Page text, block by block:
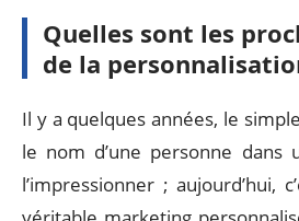
Quelles sont les
de la
Il y a quelques années, le
le nom d’une personne dans
l’impressionner ; aujourd’hui,